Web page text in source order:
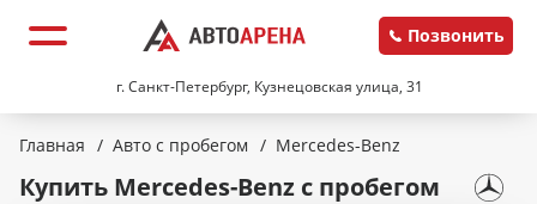
г. Санкт-Петербург, Кузнецовская улица, 31
Позвонить
Главная / Авто с пробегом / Mercedes-Benz
Купить Mercedes-Benz с пробегом